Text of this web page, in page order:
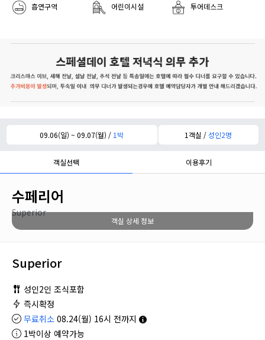
흡연구역 어린이시설 투어데스크
09.06(일) ~ 09.07(월) / 1박 1객실 /성인2명
객실선택 이용후기
수페리어
Superior
객실 상세 정보
Superior
성인2인 조식포함
즉시확정
무료취소 08.24(월) 16시 전까지
1박이상 예약가능